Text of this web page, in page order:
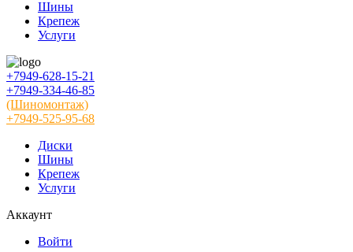
Шины
Крепеж
Услуги
+7949-628-15-21
+7949-334-46-85
(Шиномонтаж)
+7949-525-95-68
Диски
Шины
Крепеж
Услуги
Аккаунт
Войти